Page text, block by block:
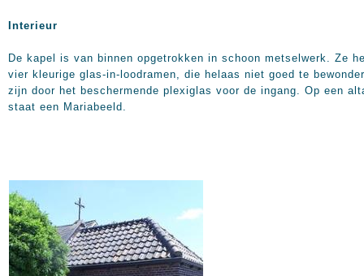
Interieur
De kapel is van binnen opgetrokken in schoon metselwerk. Ze
vier kleurige glas-in-loodramen, die helaas niet goed te
zijn door het beschermende plexiglas voor de ingang. Op een
staat een Mariabeeld.